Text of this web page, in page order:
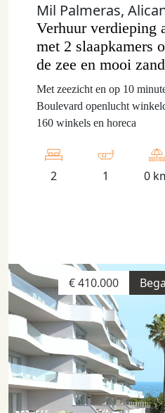
Mil Palmeras,
Verhuur verdieping
met 2 slaapkamers
de zee en mooi
Met zeezicht en op 10
Boulevard openlucht
160 winkels en horeca
2 1 0
€ 410.000